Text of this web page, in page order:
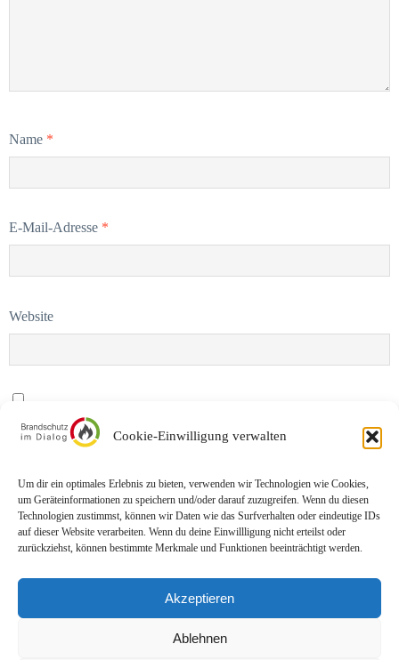
Cookie-Einwilligung verwalten
Um dir ein optimales Erlebnis zu bieten, verwenden wir Technologien wie Cookies,
um Geräteinformationen zu speichern und/oder darauf zuzugreifen. Wenn du diesen
Technologien zustimmst, können wir Daten wie das Surfverhalten oder eindeutige IDs
auf dieser Website verarbeiten. Wenn du deine Einwillligung nicht erteilst oder
zurückziehst, können bestimmte Merkmale und Funktionen beeinträchtigt werden.
Akzeptieren
Ablehnen
Name *
E-Mail-Adresse *
Website
Name, E-Mail-Adresse und Website in diesem Browser für meinen
Impressum Datenschutz